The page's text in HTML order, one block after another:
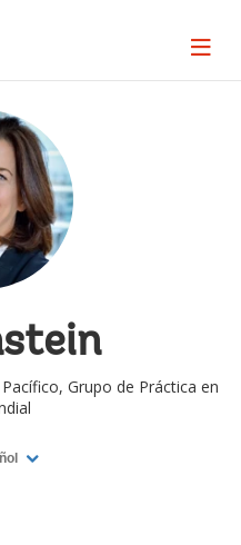
Page
Grupo de Práctica en